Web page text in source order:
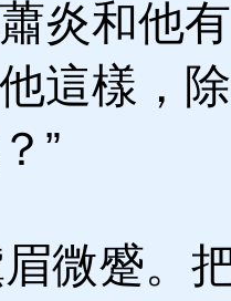
炎和他
這樣，
”
微蹙。